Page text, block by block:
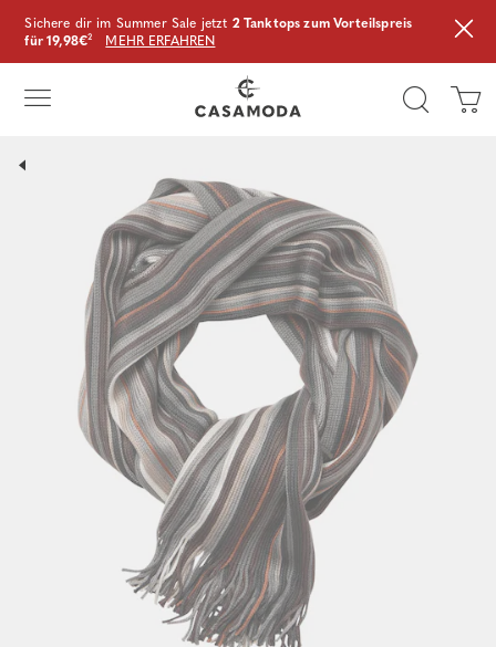
Sichere dir im Summer Sale jetzt 2 Tanktops zum Vorteilspreis
für 19,98€² MEHR ERFAHREN